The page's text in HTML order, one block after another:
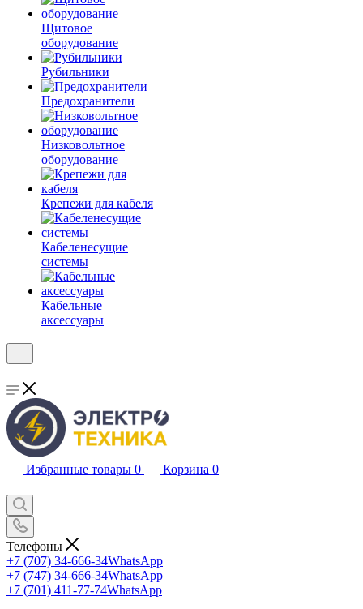
Щитовое
оборудование
Рубильники
Предохранители
Низковольтное
оборудование
Крепежи для кабеля
Кабеленесущие
системы
Кабельные
аксессуары
Избранные товары 0 Корзина 0
Телефоны
+7 (707) 34-666-34WhatsApp
+7 (747) 34-666-34WhatsApp
+7 (701) 411-77-74WhatsApp